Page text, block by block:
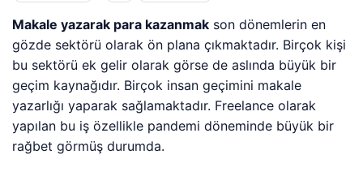
Makale yazarak para kazanmak son dönemlerin en
gözde sektörü olarak ön plana çıkmaktadır. Birçok kişi
bu sektörü ek gelir olarak görse de aslında büyük bir
geçim kaynağıdır. Birçok insan geçimini makale
yazarlığı yaparak sağlamaktadır. Freelance olarak
yapılan bu iş özellikle pandemi döneminde büyük bir
rağbet görmüş durumda.